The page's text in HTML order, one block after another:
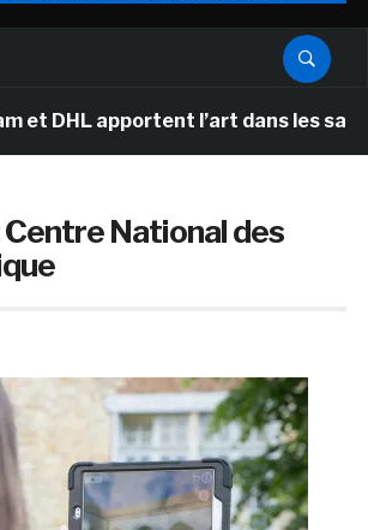
DHL apportent l’art dans les salles
Centre National des